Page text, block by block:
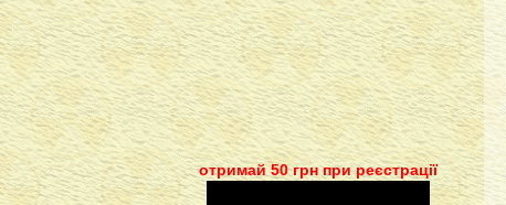
отримай 50 грн при реєстрації